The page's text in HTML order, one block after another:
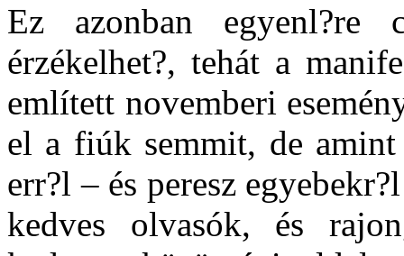
Ez azonban
érzékelhet?, tehát a
említett novemberi
el a fiúk semmit, de
err?l – és peresz
kedves olvasók, és